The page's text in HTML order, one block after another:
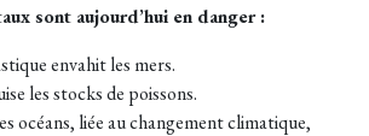
sont aujourd’hui en danger :
envahit les mers.
les stocks de poissons.
océans, liée au changement climatique,